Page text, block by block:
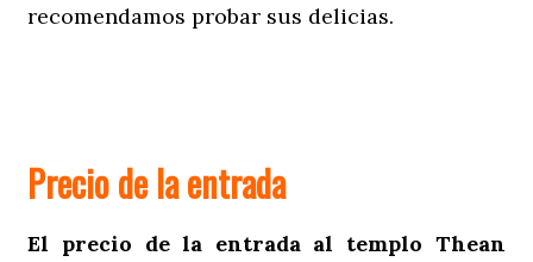
recomendamos probar sus delicias.
Precio de la entrada
El precio de la entrada al templo Thean